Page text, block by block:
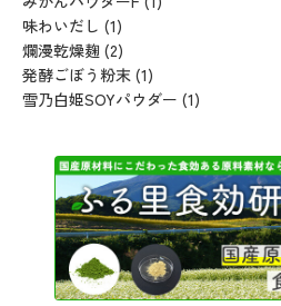
味わいだし (1)
爛漫乾燥麹 (2)
発酵ごぼう粉末 (1)
雪乃白姫SOYパウダー (1)